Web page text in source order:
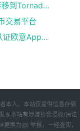
UwUlend攻击者已将1000枚ETH转移到Tornado Cash
交易平台
欧意易app最新版下载：新手注册认证欧意App下载操作教程
本人。本站仅提供信息存储
现本站有涉嫌抄袭侵权/违法
换为@) 举报，一经查实，